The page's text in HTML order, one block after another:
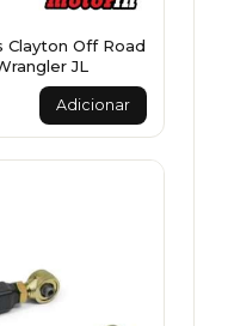
Clayton Off Road
JL
Adicionar